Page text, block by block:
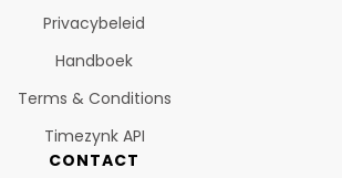
Privacybeleid
Handboek
Terms & Conditions
Timezynk API
CONTACT